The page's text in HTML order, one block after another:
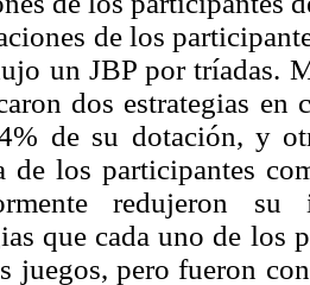
de los
un JBP por tríadas.
dos estrategias
de su dotación, y
de los participantes
redujeron
que cada uno de los
juegos, pero fueron